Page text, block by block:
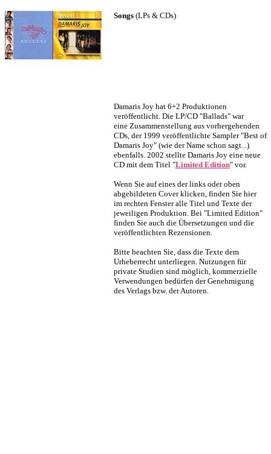
Songs (LPs & CDs)
Damaris Joy hat 6+2 Produktionen
veröffentlicht. Die LP/CD "Ballads" war
eine Zusammenstellung aus vorhergehenden
CDs, der 1999 veröffentlichte Sampler "Best of
Damaris Joy" (wie der Name schon sagt...)
ebenfalls. 2002 stellte Damaris Joy eine neue
CD mit dem Titel "Limited Edition" vor.
Wenn Sie auf eines der links oder oben
abgebildeten Cover klicken, finden Sie hier
im rechten Fenster alle Titel und Texte der
jeweiligen Produktion. Bei "Limited Edition"
finden Sie auch die Übersetzungen und die
veröffentlichten Rezensionen.
Bitte beachten Sie, dass die Texte dem
Urheberrecht unterliegen. Nutzungen für
private Studien sind möglich, kommerzielle
Verwendungen bedürfen der Genehmigung
des Verlags bzw. der Autoren.